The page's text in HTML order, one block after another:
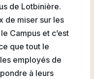
de Lotbinière.
de miser sur les
Campus et c’est
que tout le
employés de
à leurs